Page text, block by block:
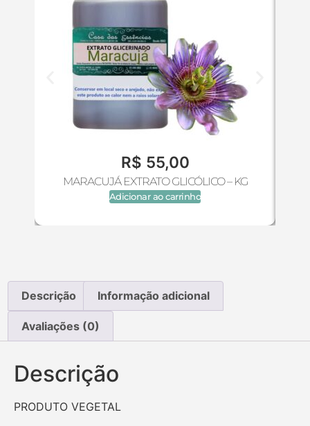
R$ 55,00
MARACUJÁ EXTRATO GLICÓLICO – KG
Adicionar ao carrinho
Descrição Informação adicional
Avaliações (0)
Descrição
PRODUTO VEGETAL